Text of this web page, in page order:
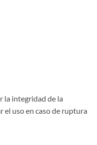
la integridad de la
el uso en caso de ruptura